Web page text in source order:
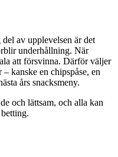
av upplevelsen är det
underhållning. När
att försvinna. Därför väljer
kanske en chipspåse, en
års snacksmeny.
och lättsam, och alla kan